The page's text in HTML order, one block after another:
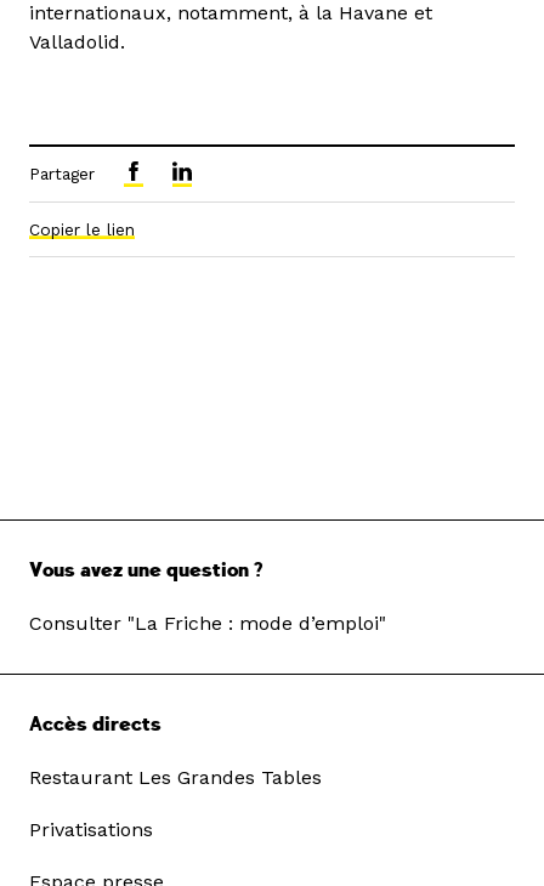
internationaux, notamment, à la Havane et
Valladolid.
Partager
Copier le lien
Vous avez une question ?
Consulter "La Friche : mode d’emploi"
Accès directs
Restaurant Les Grandes Tables
Privatisations